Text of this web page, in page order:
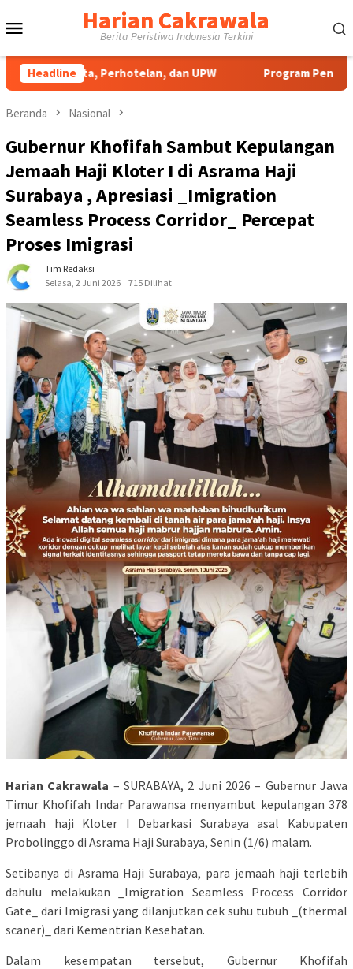
ke
Harian Cakrawala
Berita Peristiwa Indonesia Terkini
Headline
Perhotelan, dan UPW Program Pengabdian UNP
Beranda Nasional
Gubernur Khofifah Sambut Kepulangan
Jemaah Haji Kloter I di Asrama Haji
Surabaya , Apresiasi _Imigration
Seamless Process Corridor_ Percepat
Proses Imigrasi
Tim Redaksi
Selasa, 2 Juni 2026
715 Dilihat
Harian Cakrawala – SURABAYA, 2 Juni 2026 – Gubernur Jawa
Timur Khofifah Indar Parawansa menyambut kepulangan 378
jemaah haji Kloter I Debarkasi Surabaya asal Kabupaten
Probolinggo di Asrama Haji Surabaya, Senin (1/6) malam.
Setibanya di Asrama Haji Surabaya, para jemaah haji terlebih
dahulu melakukan _Imigration Seamless Process Corridor
Gate_ dari Imigrasi yang dilanjutkan cek suhu tubuh _(thermal
scaner)_ dari Kementrian Kesehatan.
Dalam kesempatan tersebut, Gubernur Khofifah